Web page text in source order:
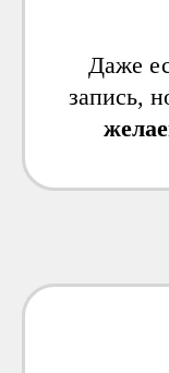
Даже
запись,